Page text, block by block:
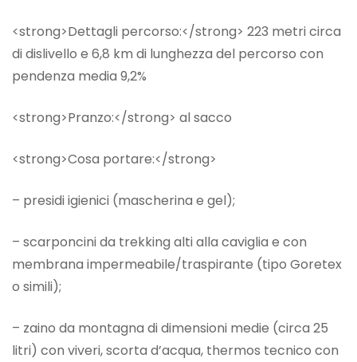
<strong>Dettagli percorso:</strong> 223 metri circa
di dislivello e 6,8 km di lunghezza del percorso con
pendenza media 9,2%
<strong>Pranzo:</strong> al sacco
<strong>Cosa portare:</strong>
– presidi igienici (mascherina e gel);
– scarponcini da trekking alti alla caviglia e con
membrana impermeabile/traspirante (tipo Goretex
o simili);
– zaino da montagna di dimensioni medie (circa 25
litri) con viveri, scorta d’acqua, thermos tecnico con